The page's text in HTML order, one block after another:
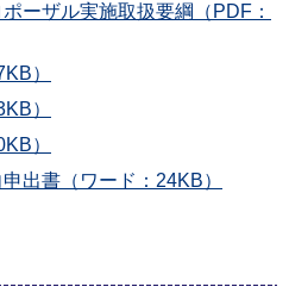
ーザル実施取扱要綱（PDF：
）
）
）
出書（ワード：24KB）